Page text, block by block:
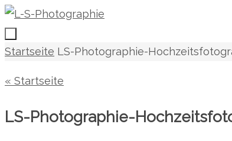
Zum
Inhalt
springen
Zum
springen
Start
Startseite LS-Photographie-
« Startseite
LS-Photographie-